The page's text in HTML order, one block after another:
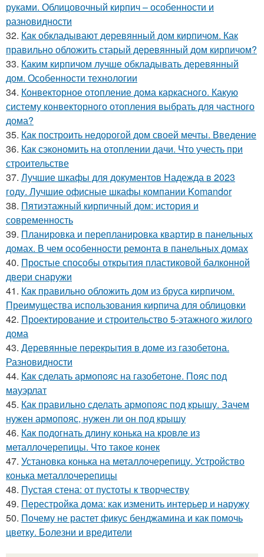
руками. Облицовочный кирпич – особенности и
разновидности
32. Как обкладывают деревянный дом кирпичом. Как
правильно обложить старый деревянный дом кирпичом?
33. Каким кирпичом лучше обкладывать деревянный
дом. Особенности технологии
34. Конвекторное отопление дома каркасного. Какую
систему конвекторного отопления выбрать для частного
дома?
35. Как построить недорогой дом своей мечты. Введение
36. Как сэкономить на отоплении дачи. Что учесть при
строительстве
37. Лучшие шкафы для документов Надежда в 2023
году. Лучшие офисные шкафы компании Komandor
38. Пятиэтажный кирпичный дом: история и
современность
39. Планировка и перепланировка квартир в панельных
домах. В чем особенности ремонта в панельных домах
40. Простые способы открытия пластиковой балконной
двери снаружи
41. Как правильно обложить дом из бруса кирпичом.
Преимущества использования кирпича для облицовки
42. Проектирование и строительство 5-этажного жилого
дома
43. Деревянные перекрытия в доме из газобетона.
Разновидности
44. Как сделать армопояс на газобетоне. Пояс под
мауэрлат
45. Как правильно сделать армопояс под крышу. Зачем
нужен армопояс, нужен ли он под крышу
46. Как подогнать длину конька на кровле из
металлочерепицы. Что такое конек
47. Установка конька на металлочерепицу. Устройство
конька металлочерепицы
48. Пустая стена: от пустоты к творчеству
49. Перестройка дома: как изменить интерьер и наружу
50. Почему не растет фикус бенджамина и как помочь
цветку. Болезни и вредители